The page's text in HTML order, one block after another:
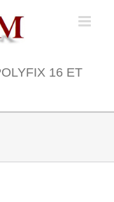
16 ET